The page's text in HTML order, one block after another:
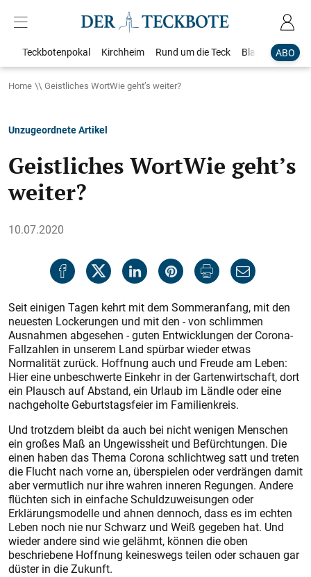
ABO
Teckbotenpokal Kirchheim Rund um die Teck Blaulicht
Home Geistliches WortWie geht’s weiter?
Unzugeordnete Artikel
Geistliches WortWie geht’s
weiter?
10.07.2020
Seit einigen Tagen kehrt mit dem Sommeranfang, mit den
neuesten Lockerungen und mit den - von schlimmen
Ausnahmen abgesehen - guten Entwicklungen der Corona-
Fallzahlen in unserem Land spürbar wieder etwas
Normalität zurück. Hoffnung auch und Freude am Leben:
Hier eine unbeschwerte Einkehr in der Gartenwirtschaft, dort
ein Plausch auf Abstand, ein Urlaub im Ländle oder eine
nachgeholte Geburtstagsfeier im Familienkreis.
Und trotzdem bleibt da auch bei nicht wenigen Menschen
ein großes Maß an Ungewissheit und Befürchtungen. Die
einen haben das Thema Corona schlichtweg satt und treten
die Flucht nach vorne an, überspielen oder verdrängen damit
aber vermutlich nur ihre wahren inneren Regungen. Andere
flüchten sich in einfache Schuldzuweisungen oder
Erklärungsmodelle und ahnen dennoch, dass es im echten
Leben noch nie nur Schwarz und Weiß gegeben hat. Und
wieder andere sind wie gelähmt, können die oben
beschriebene Hoffnung keineswegs teilen oder schauen gar
düster in die Zukunft.